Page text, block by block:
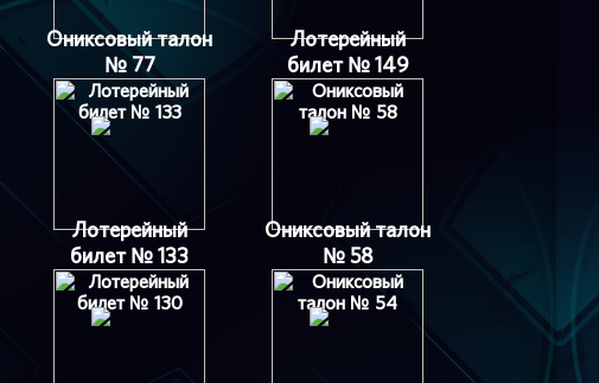
Ониксовый талон
№ 77
Лотерейный
билет № 149
Лотерейный
билет № 133
Ониксовый талон
№ 58